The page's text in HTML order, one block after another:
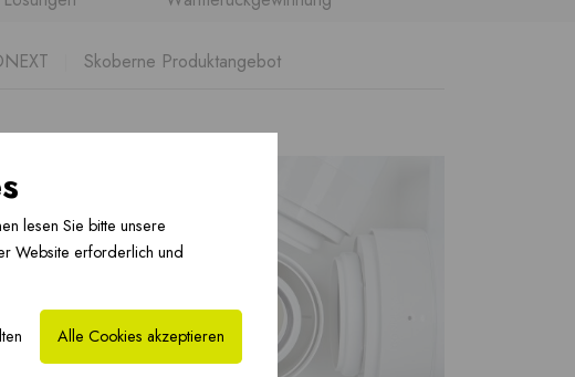
Skoberne Produktangebot
lesen Sie bitte unsere
Website erforderlich und
Alle Cookies akzeptieren